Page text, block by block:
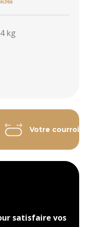
kg
Votre courroie
satisfaire vos